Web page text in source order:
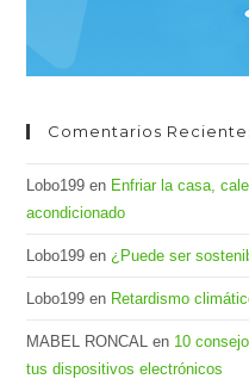
Comentarios
Lobo199 en Enfriar la casa,
acondicionado
Lobo199 en ¿Puede ser
Lobo199 en Retardismo
MABEL RONCAL en 10
tus dispositivos electrónicos